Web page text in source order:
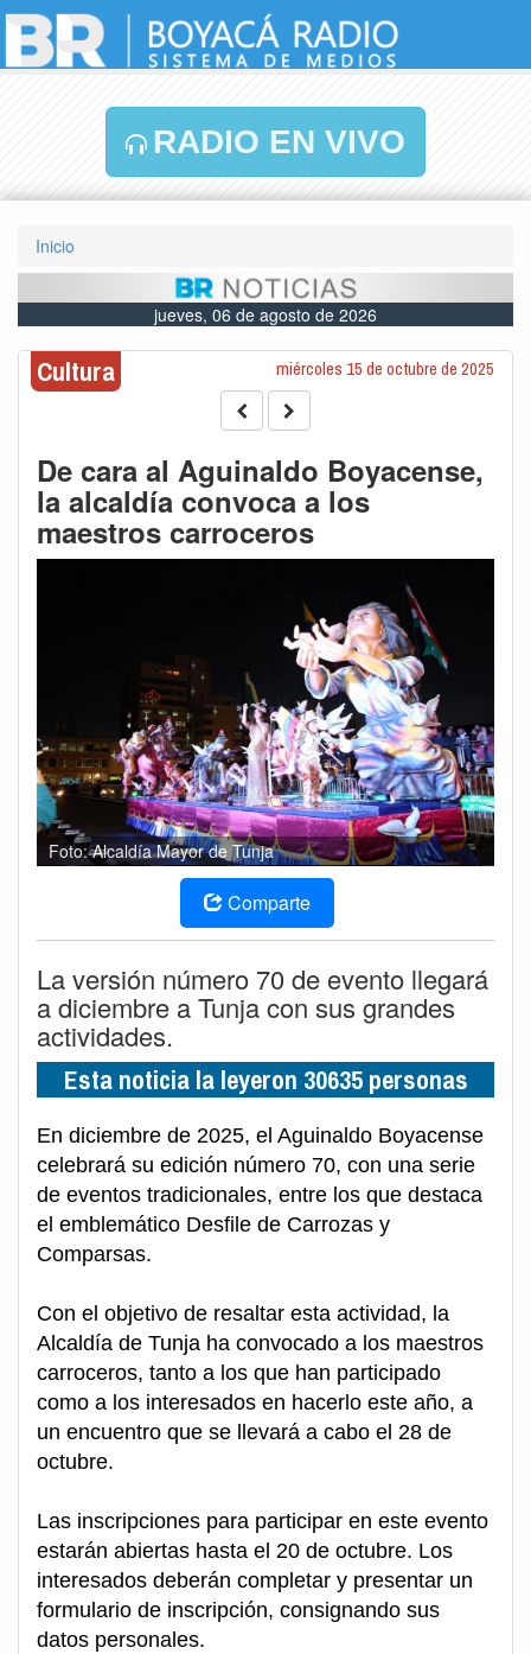
RADIO EN VIVO
Inicio
jueves, 06 de agosto de 2026
Cultura miércoles 15 de octubre de 2025
De cara al Aguinaldo Boyacense,
la alcaldía convoca a los
maestros carroceros
Foto: Alcaldía Mayor de Tunja
Comparte
La versión número 70 de evento llegará
a diciembre a Tunja con sus grandes
actividades.
Esta noticia la leyeron 30635 personas
En diciembre de 2025, el Aguinaldo Boyacense
celebrará su edición número 70, con una serie
de eventos tradicionales, entre los que destaca
el emblemático Desfile de Carrozas y
Comparsas.
Con el objetivo de resaltar esta actividad, la
Alcaldía de Tunja ha convocado a los maestros
carroceros, tanto a los que han participado
como a los interesados en hacerlo este año, a
un encuentro que se llevará a cabo el 28 de
octubre.
Las inscripciones para participar en este evento
estarán abiertas hasta el 20 de octubre. Los
interesados deberán completar y presentar un
formulario de inscripción, consignando sus
datos personales.